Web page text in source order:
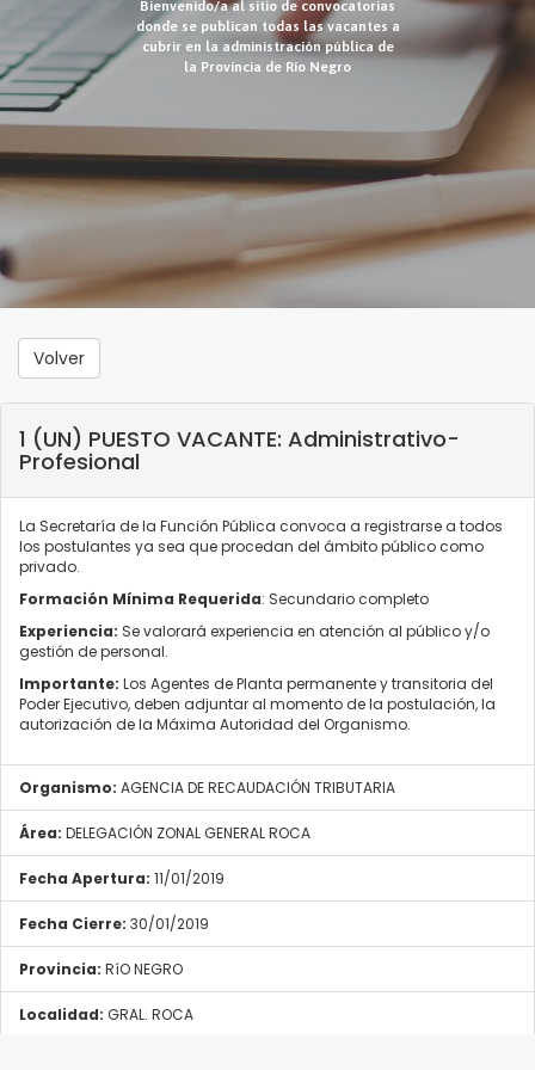
Bienvenido/a al sitio de convocatorias
donde se publican todas las vacantes a
cubrir en la administración pública de
la Provincia de Río Negro
Volver
1 (UN) PUESTO VACANTE: Administrativo-
Profesional
La Secretaría de la Función Pública convoca a registrarse a todos
los postulantes ya sea que procedan del ámbito público como
privado.
Formación Mínima Requerida: Secundario completo
Experiencia: Se valorará experiencia en atención al público y/o
gestión de personal.
Importante: Los Agentes de Planta permanente y transitoria del
Poder Ejecutivo, deben adjuntar al momento de la postulación, la
autorización de la Máxima Autoridad del Organismo.
Organismo: AGENCIA DE RECAUDACIÓN TRIBUTARIA
Área: DELEGACIÓN ZONAL GENERAL ROCA
Fecha Apertura: 11/01/2019
Fecha Cierre: 30/01/2019
Provincia: RíO NEGRO
Localidad: GRAL. ROCA